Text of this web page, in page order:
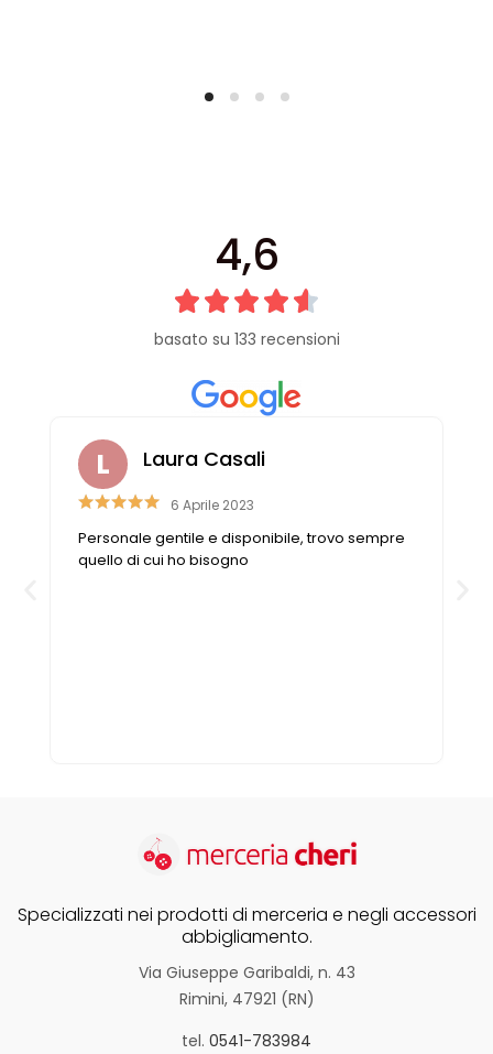
4,6
basato su 133 recensioni
Laura Casali
6 Aprile 2023
Personale gentile e disponibile, trovo sempre
quello di cui ho bisogno
Specializzati nei prodotti di merceria e negli accessori
abbigliamento.
Via Giuseppe Garibaldi, n. 43
Rimini, 47921 (RN)
tel. 0541-783984